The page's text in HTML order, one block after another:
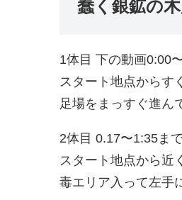
蠢く銀鉱の
1体目 下の動画0:00
スタート地点からす
足場をまっすぐ進ん
2体目 0.17〜1:35ま
スタート地点から近
毒エリア入って左手